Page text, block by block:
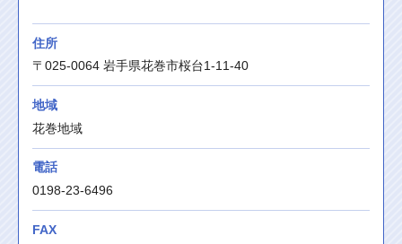
住所
〒025-0064 岩手県花巻市桜台1-11-40
地域
花巻地域
電話
0198-23-6496
FAX